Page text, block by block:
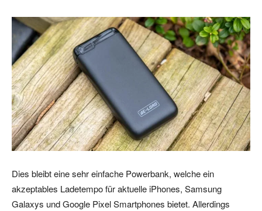
Dies bleibt eine sehr einfache Powerbank, welche ein
akzeptables Ladetempo für aktuelle iPhones, Samsung
Galaxys und Google Pixel Smartphones bietet. Allerdings